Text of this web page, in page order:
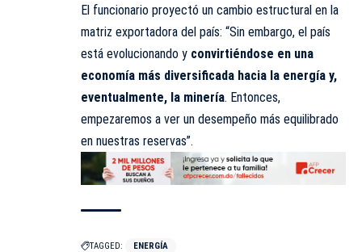
El funcionario proyectó un cambio estructural en la
matriz exportadora del país: “Sin embargo, el país
está evolucionando y convirtiéndose en una
economía más diversificada hacia la energía y,
eventualmente, la minería. Entonces,
empezaremos a ver un desempeño más equilibrado
en nuestras reservas”.
TAGGED: ENERGÍA